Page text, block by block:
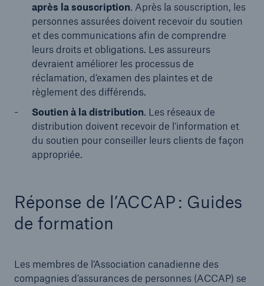
après la souscription. Après la souscription, les
personnes assurées doivent recevoir du soutien
et des communications afin de comprendre
leurs droits et obligations. Les assureurs
devraient améliorer les processus de
réclamation, d’examen des plaintes et de
règlement des différends.
Soutien à la distribution. Les réseaux de
distribution doivent recevoir de l’information et
du soutien pour conseiller leurs clients de façon
appropriée.
Réponse de l’ACCAP : Guides
de formation
Les membres de l’Association canadienne des
compagnies d’assurances de personnes (ACCAP) se